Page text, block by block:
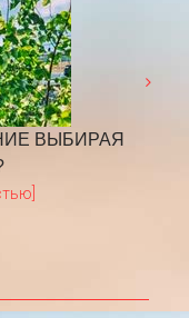
ВЫБИРАЯ